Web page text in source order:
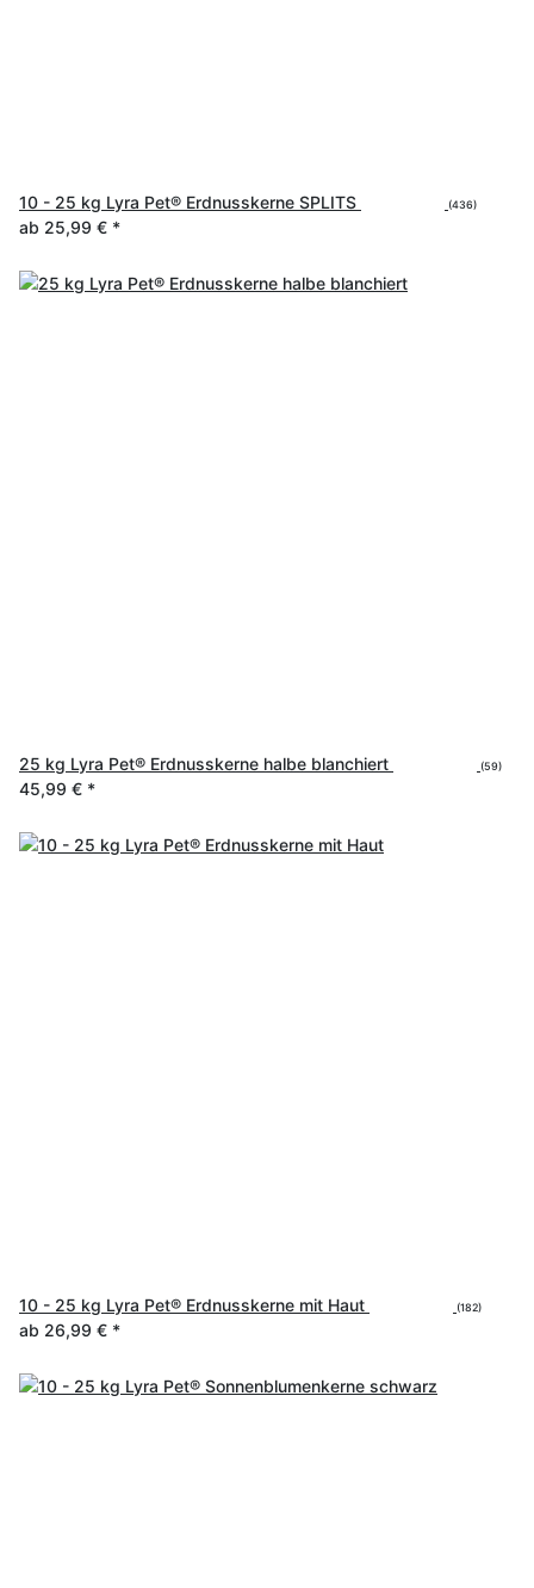
10 - 25 kg Lyra Pet® Erdnusskerne SPLITS (436)
ab 25,99 € *
25 kg Lyra Pet® Erdnusskerne halbe blanchiert (59)
45,99 € *
10 - 25 kg Lyra Pet® Erdnusskerne mit Haut (182)
ab 26,99 € *